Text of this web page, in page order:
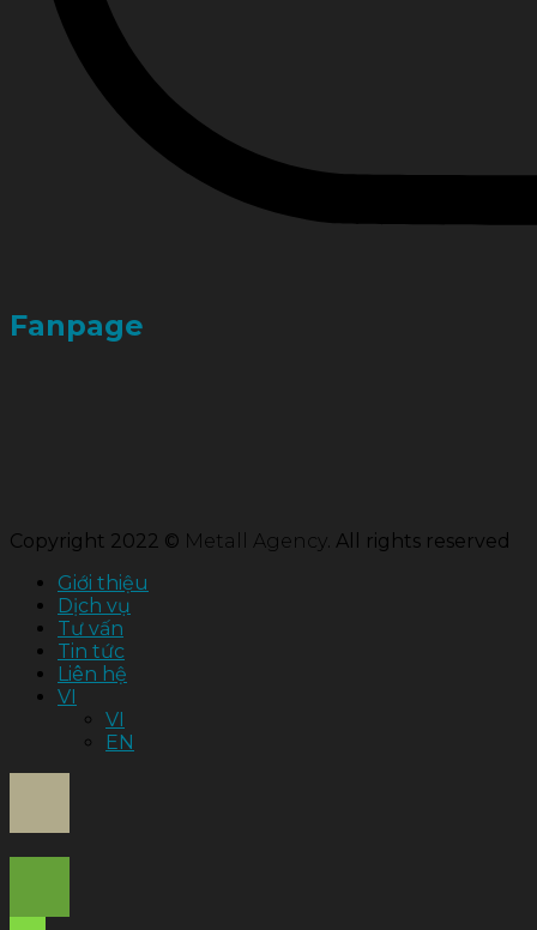
Fanpage
Copyright 2022 © Metall Agency. All rights reserved
Giới thiệu
Dịch vụ
Tư vấn
Tin tức
Liên hệ
VI
VI
EN